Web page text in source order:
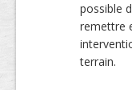
possible
remettre
terrain.